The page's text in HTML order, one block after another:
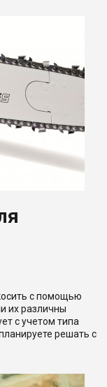
с помощью
их различны
с учетом типа
решать с